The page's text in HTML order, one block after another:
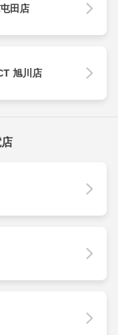
田店
旭川店